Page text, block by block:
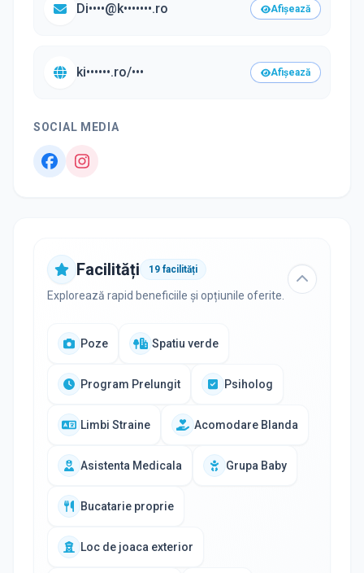
Di••••@k•••••••.ro Afișează
ki••••••.ro/••• Afișează
SOCIAL MEDIA
Facilități 19 facilități
Explorează rapid beneficiile și opțiunile oferite.
Poze Spatiu verde
Program Prelungit Psiholog
Limbi Straine Acomodare Blanda
Asistenta Medicala Grupa Baby
Bucatarie proprie
Loc de joaca exterior